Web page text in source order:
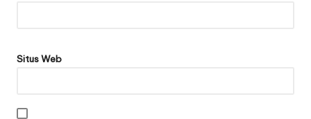
Situs Web